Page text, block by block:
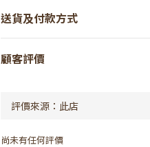
送貨及付款方式
顧客評價
尚未有任何評價